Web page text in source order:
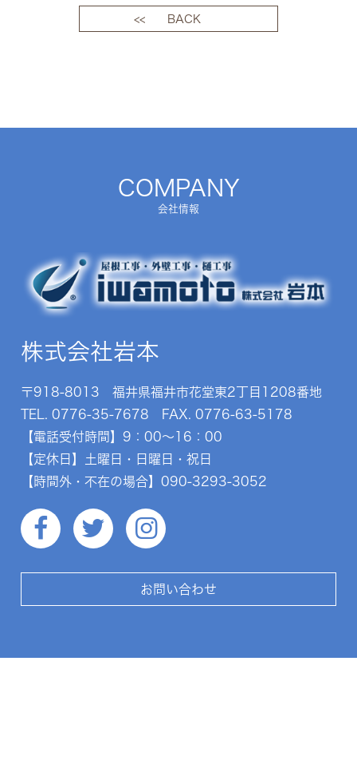
<< BACK
COMPANY
会社情報
株式会社岩本
〒918-8013 福井県福井市花堂東2丁目1208番地
TEL.0776-35-7678 FAX. 0776-63-5178
【電話受付時間】9：00～16：00
【定休日】土曜日・日曜日・祝日
【時間外・不在の場合】090-3293-3052
お問い合わせ